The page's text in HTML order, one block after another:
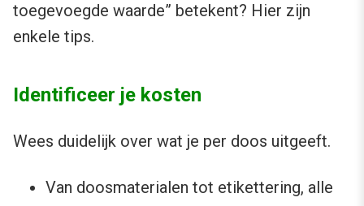
toegevoegde waarde” betekent? Hier zijn
enkele tips.
Identificeer je kosten
Wees duidelijk over wat je per doos uitgeeft.
Van doosmaterialen tot etikettering, alle